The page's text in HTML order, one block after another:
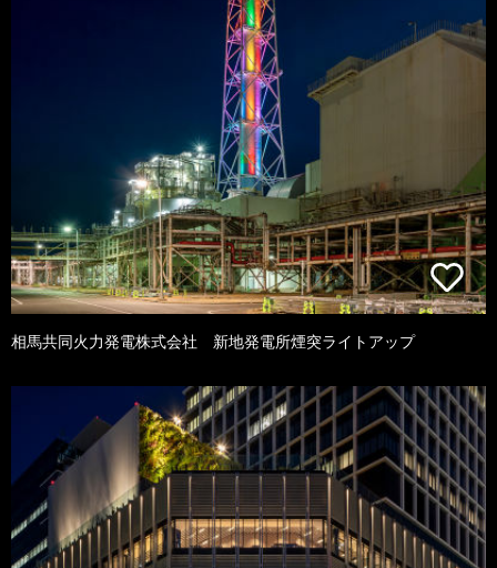
相馬共同火力発電株式会社 新地発電所煙突ライトアップ